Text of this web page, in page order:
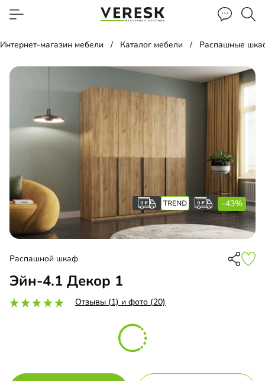
Интернет-магазин мебели Каталог мебели Распашные
-43%
Распашной шкаф
Эйн-4.1 Декор 1
Отзывы (1) и фото (20)